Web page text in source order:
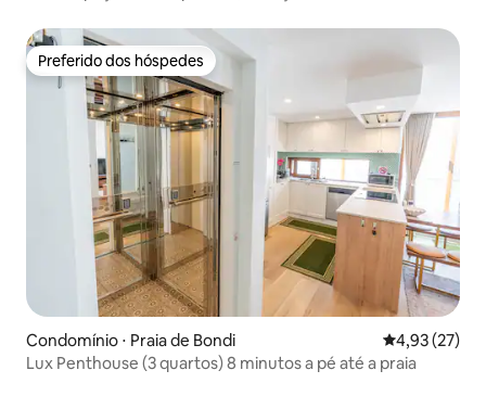
Preferido dos hóspedes
Preferido dos hóspedes
Condomínio ⋅ Praia de Bondi 4,93 de uma
4,93 (27)
Lux Penthouse (3 quartos) 8 minutos a pé até a praia